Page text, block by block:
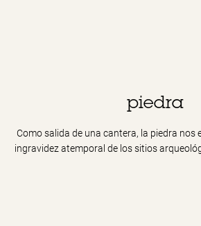
piedra
Como salida de una cantera, la piedra nos
ingravidez atemporal de los sitios